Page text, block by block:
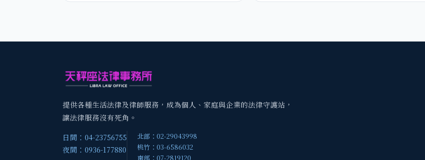
提供各種生活法律及律師服務，成為個人、家庭與企業的法律守護站，
讓法律服務沒有死角。
日間：04-23756755
夜間：0936-177880
北部：02-29043998
桃竹：03-6586032
南部：07-2819120